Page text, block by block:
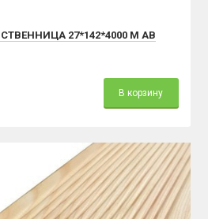
27*142*4000 М АВ
В корзину